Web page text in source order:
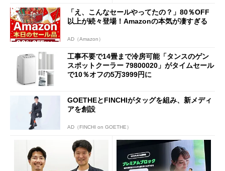
「え、こんなセールやってたの？」80％OFF
以上が続々登場！Amazonの本気が凄すぎる
AD（Amazon）
工事不要で14畳まで冷房可能「タンスのゲン
スポットクーラー 79800020」がタイムセール
で10％オフの5万3999円に
GOETHEとFINCHIがタッグを組み、新メディ
アを創設
AD（FINCHI on GOETHE）